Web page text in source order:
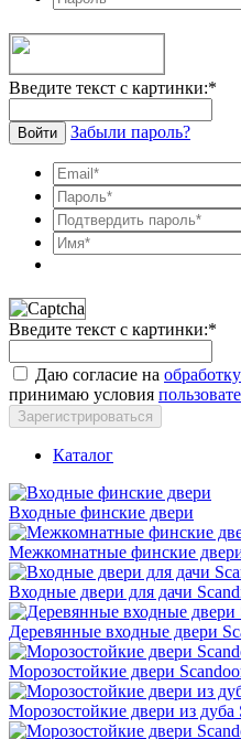
Введите текст с картинки:*
Войти Забыли пароль?
Введите текст с картинки:*
Даю согласие на
принимаю условия
Зарегистрироваться
Каталог
Входные финские двери
Межкомнатные финские
Входные двери для дачи
Деревянные входные двери
Морозостойкие двери
Морозостойкие двери из дуба